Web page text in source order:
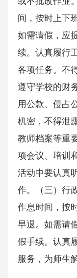
间，按时上下
如需请假，应
续。认真履行
各项任务。不
遵守学校的财
用公款、侵占
机密，不得泄
教师档案等重
项会议、培训
活动中要认真
作。（三）行
作息时间，按
早退。如需请
假手续。认真
服务，为师生